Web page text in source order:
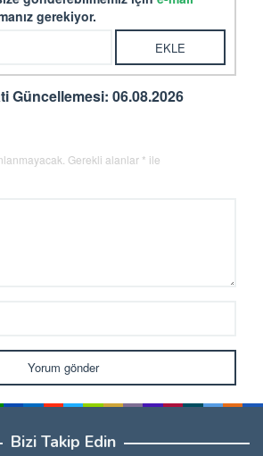
gerekiyor.
Güncellemesi: 06.08.2026
Gerekli alanlar * ile
Bizi Takip Edin